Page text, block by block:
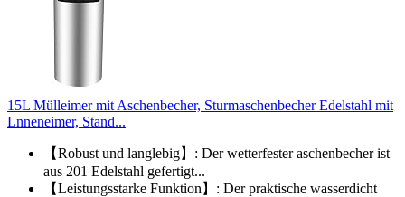
15L Mülleimer mit Aschenbecher, Sturmaschenbecher Edelstahl mit
Lnneneimer, Stand...
【Robust und langlebig】: Der wetterfester aschenbecher ist
aus 201 Edelstahl gefertigt...
【Leistungsstarke Funktion】: Der praktische wasserdicht